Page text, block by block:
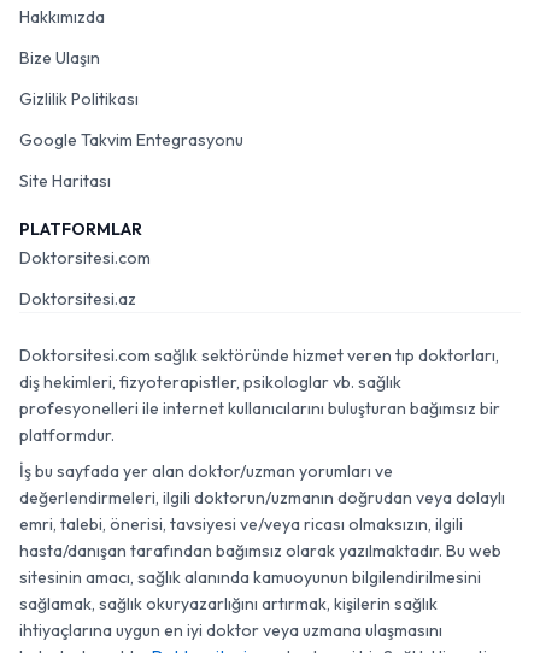
Hakkımızda
Bize Ulaşın
Gizlilik Politikası
Google Takvim Entegrasyonu
Site Haritası
PLATFORMLAR
Doktorsitesi.com
Doktorsitesi.az
Doktorsitesi.com sağlık sektöründe hizmet veren tıp doktorları,
diş hekimleri, fizyoterapistler, psikologlar vb. sağlık
profesyonelleri ile internet kullanıcılarını buluşturan bağımsız bir
platformdur.
İş bu sayfada yer alan doktor/uzman yorumları ve
değerlendirmeleri, ilgili doktorun/uzmanın doğrudan veya dolaylı
emri, talebi, önerisi, tavsiyesi ve/veya ricası olmaksızın, ilgili
hasta/danışan tarafından bağımsız olarak yazılmaktadır. Bu web
sitesinin amacı, sağlık alanında kamuoyunun bilgilendirilmesini
sağlamak, sağlık okuryazarlığını artırmak, kişilerin sağlık
ihtiyaçlarına uygun en iyi doktor veya uzmana ulaşmasını